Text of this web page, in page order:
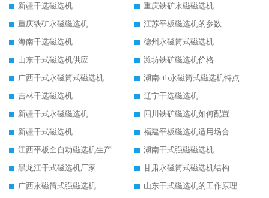
新疆干选磁选机
重庆铁矿永磁磁选机
重庆铁矿永磁磁选机
江苏平板磁选机的参数
海南干选磁选机
德州永磁筒式磁选机
山东干式磁选机供应
潍坊铁矿磁选机价格
广西干式永磁筒式磁选机
湖南ctb永磁筒式磁选机特点
吉林干选磁选机
辽宁干选磁选机
新疆干式永磁磁选机
四川铁矿磁选机如何配置
新疆干式磁选机
福建平板磁选机适用场合
江西平板全自动磁选机生产厂家
湖南干式强磁磁选机
黑龙江干式磁选机厂家
甘肃永磁筒式磁选机结构
广西永磁筒式强磁选机
山东干式磁选机的工作原理